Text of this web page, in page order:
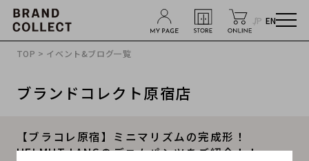
JP EN
TOP > イベント&ブログ一覧
ブランドコレクト原宿店
【ブラコレ原宿】ミニマリズムの完成形！
HELMUT LANGのデニムパンツをご紹介！！